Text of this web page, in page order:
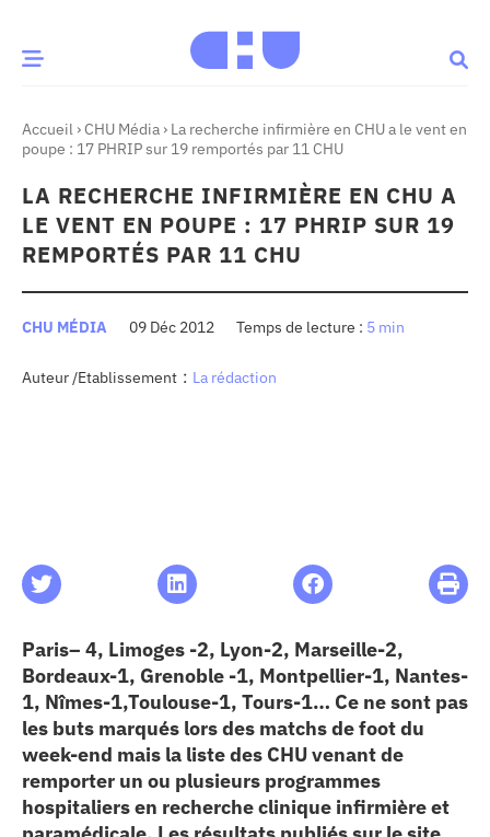
MOMENT
Innovation
& patrimoine Patient
au CHU
Accueil › CHU Média › La recherche infirmière en CHU a le vent en
poupe : 17 PHRIP sur 19 remportés par 11 CHU
LA RECHERCHE INFIRMIÈRE EN CHU A
LE VENT EN POUPE : 17 PHRIP SUR 19
REMPORTÉS PAR 11 CHU
CHU MÉDIA 09 Déc 2012 5 min
Auteur /Etablissement : La rédaction
Paris– 4, Limoges -2, Lyon-2, Marseille-2,
Bordeaux-1, Grenoble -1, Montpellier-1, Nantes-
1, Nîmes-1,Toulouse-1, Tours-1… Ce ne sont pas
les buts marqués lors des matchs de foot du
week-end mais la liste des CHU venant de
remporter un ou plusieurs programmes
hospitaliers en recherche clinique infirmière et